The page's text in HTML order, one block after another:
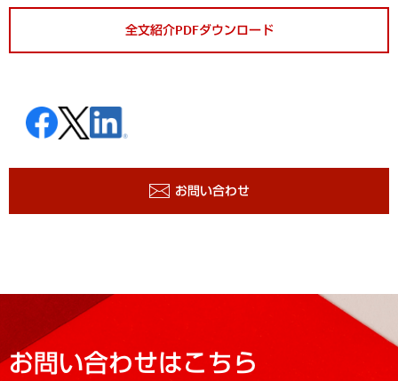
全文紹介PDFダウンロード
お問い合わせ
お問い合わせはこちら